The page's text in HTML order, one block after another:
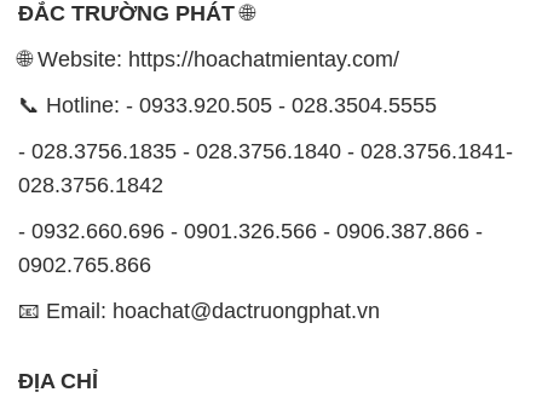
ĐẮC TRƯỜNG PHÁT🌐
🌐 Website: https://hoachatmientay.com/
📞 Hotline: - 0933.920.505 - 028.3504.5555
- 028.3756.1835 - 028.3756.1840 - 028.3756.1841-
028.3756.1842
- 0932.660.696 - 0901.326.566 - 0906.387.866 -
0902.765.866
📧 Email: hoachat@dactruongphat.vn
ĐỊA CHỈ